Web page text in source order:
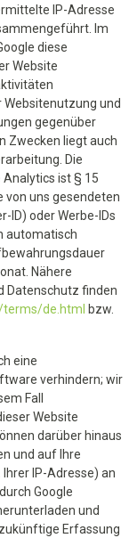
IP-Adresse
Im
diese
Website
und
gegenüber
Zwecken liegt auch
Die
Analytics ist § 15
von uns gesendeten
ID) oder Werbe-IDs
automatisch
Nähere
Datenschutz finden
de.html bzw.
eine
verhindern; wir
Fall
Website
darüber hinaus
und auf Ihre
IP-Adresse) an
Google
und
Erfassung